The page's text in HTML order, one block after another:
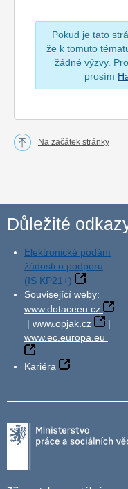
Pokud je tato
že k tomuto
žádné výzvy.
prosím
Na začátek stránky
Důležité
Elektronické podání
žádosti o podporu
(IS KP21+)
Související weby:
www.dotaceeu.cz
| www.opjak.cz
|
www.ec.europa.eu
Kariéra